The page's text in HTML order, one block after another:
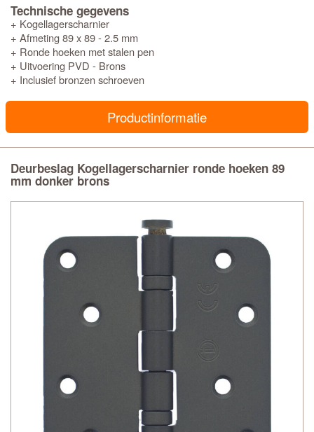
Technische gegevens
+ Kogellagerscharnier
+ Afmeting 89 x 89 - 2.5 mm
+ Ronde hoeken met stalen pen
+ Uitvoering PVD - Brons
+ Inclusief bronzen schroeven
Productinformatie
Deurbeslag Kogellagerscharnier ronde hoeken 89
mm donker brons